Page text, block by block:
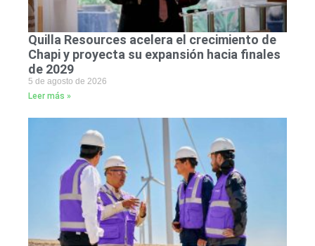
Quilla Resources acelera el crecimiento de
Chapi y proyecta su expansión hacia finales
de 2029
5 de agosto de 2026
Leer más »